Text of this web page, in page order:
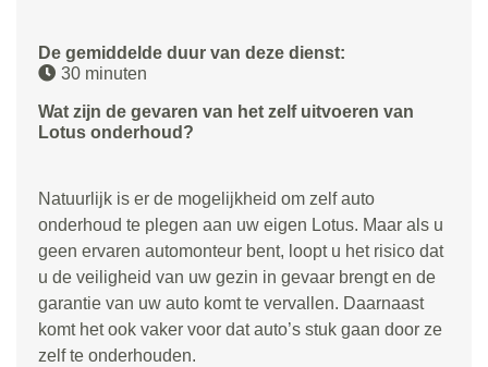
De gemiddelde duur van deze dienst:
30 minuten
Wat zijn de gevaren van het zelf uitvoeren van
Lotus onderhoud?
Natuurlijk is er de mogelijkheid om zelf auto
onderhoud te plegen aan uw eigen Lotus. Maar als u
geen ervaren automonteur bent, loopt u het risico dat
u de veiligheid van uw gezin in gevaar brengt en de
garantie van uw auto komt te vervallen. Daarnaast
komt het ook vaker voor dat auto’s stuk gaan door ze
zelf te onderhouden.